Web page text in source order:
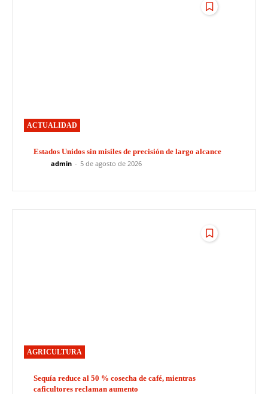
ACTUALIDAD
Estados Unidos sin misiles de precisión de largo alcance
admin - 5 de agosto de 2026
AGRICULTURA
Sequía reduce al 50 % cosecha de café, mientras
caficultores reclaman aumento